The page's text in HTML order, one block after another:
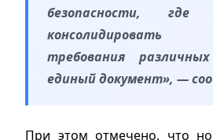
безопасности, где
консолидировать
требования
единый документ», —
При этом отмечено, что